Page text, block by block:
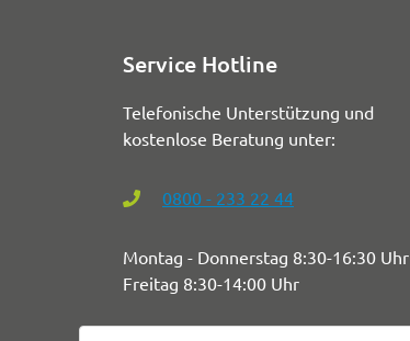
Service Hotline
Telefonische Unterstützung und
kostenlose Beratung unter:
0800 - 233 22 44
Montag - Donnerstag 8:30-16:30 Uhr
Freitag 8:30-14:00 Uhr